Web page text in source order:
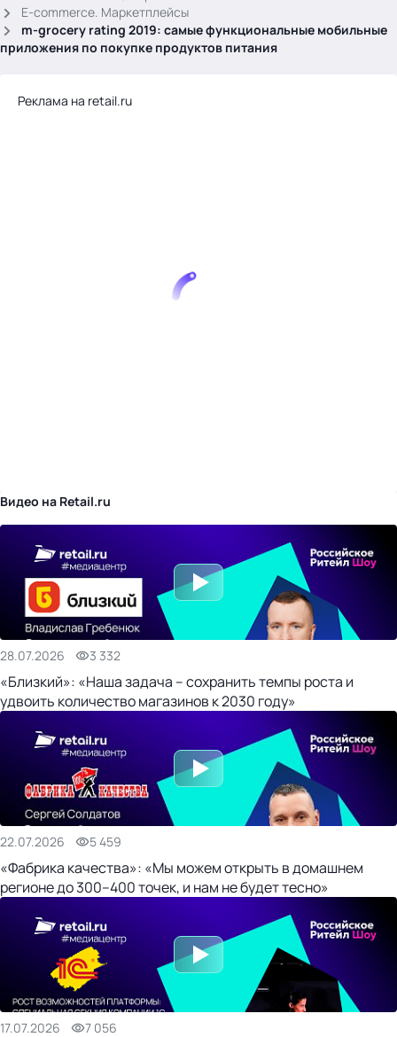
E-commerce. Маркетплейсы
m-grocery rating 2019: самые функциональные мобильные
приложения по покупке продуктов питания
Реклама на retail.ru
Видео на Retail.ru
28.07.2026 3 332
«Близкий»: «Наша задача – сохранить темпы роста и
удвоить количество магазинов к 2030 году»
22.07.2026 5 459
«Фабрика качества»: «Мы можем открыть в домашнем
регионе до 300–400 точек, и нам не будет тесно»
17.07.2026 7 056